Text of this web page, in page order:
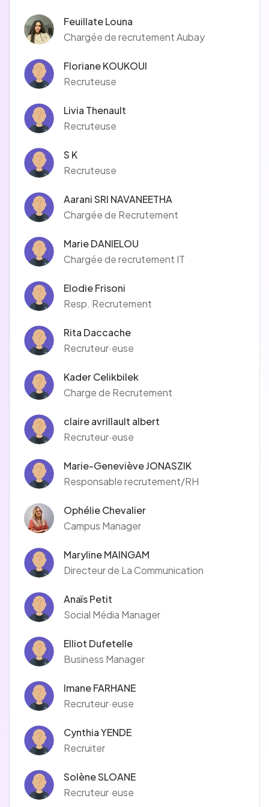
🤓 Découvrez les portraits de nos consultants👉
https://t.co/QPBmdG86F1
Feuillate Louna
Chargée de recrutement Aubay
Floriane KOUKOUI
Recruteuse
Livia Thenault
Recruteuse
S K
Recruteuse
Aarani SRI NAVANEETHA
Chargée de Recrutement
Marie DANIELOU
Chargée de recrutement IT
Elodie Frisoni
Resp. Recrutement
Rita Daccache
Recruteur·euse
Kader Celikbilek
Charge de Recrutement
claire avrillault albert
Recruteur·euse
Marie-Geneviève JONASZIK
Responsable recrutement/RH
Ophélie Chevalier
Campus Manager
Maryline MAINGAM
Directeur de La Communication
Anaïs Petit
Social Média Manager
Elliot Dufetelle
Business Manager
Imane FARHANE
Recruteur·euse
Cynthia YENDE
Recruiter
Solène SLOANE
Recruteur·euse